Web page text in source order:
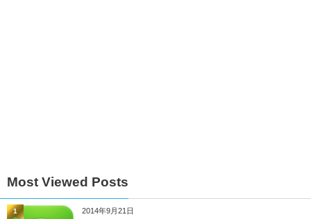
Most Viewed Posts
2014年9月21日
1